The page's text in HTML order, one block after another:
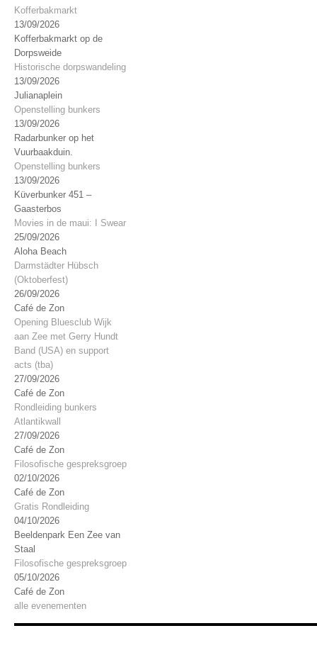
Kofferbakmarkt
13/09/2026
Kofferbakmarkt op de
Dorpsweide
Historische dorpswandeling
13/09/2026
Julianaplein
Openstelling bunkers
13/09/2026
Radarbunker op het
Vuurbaakduin.
Openstelling bunkers
13/09/2026
Küverbunker 451 –
Gaasterbos
Movies in de maui: I Swear
25/09/2026
Aloha Beach
Darmstädter Hübsch
(Oktoberfest)
26/09/2026
Café de Zon
Opening Bluesclub Wijk
aan Zee met Gerry Hundt
Band (USA) en support
acts (tba)
27/09/2026
Café de Zon
Rondleiding bunkers
Atlantikwall
27/09/2026
Café de Zon
Filosofische gespreksgroep
02/10/2026
Café de Zon
Gratis Rondleiding
04/10/2026
Beeldenpark Een Zee van
Staal
Filosofische gespreksgroep
05/10/2026
Café de Zon
alle evenementen